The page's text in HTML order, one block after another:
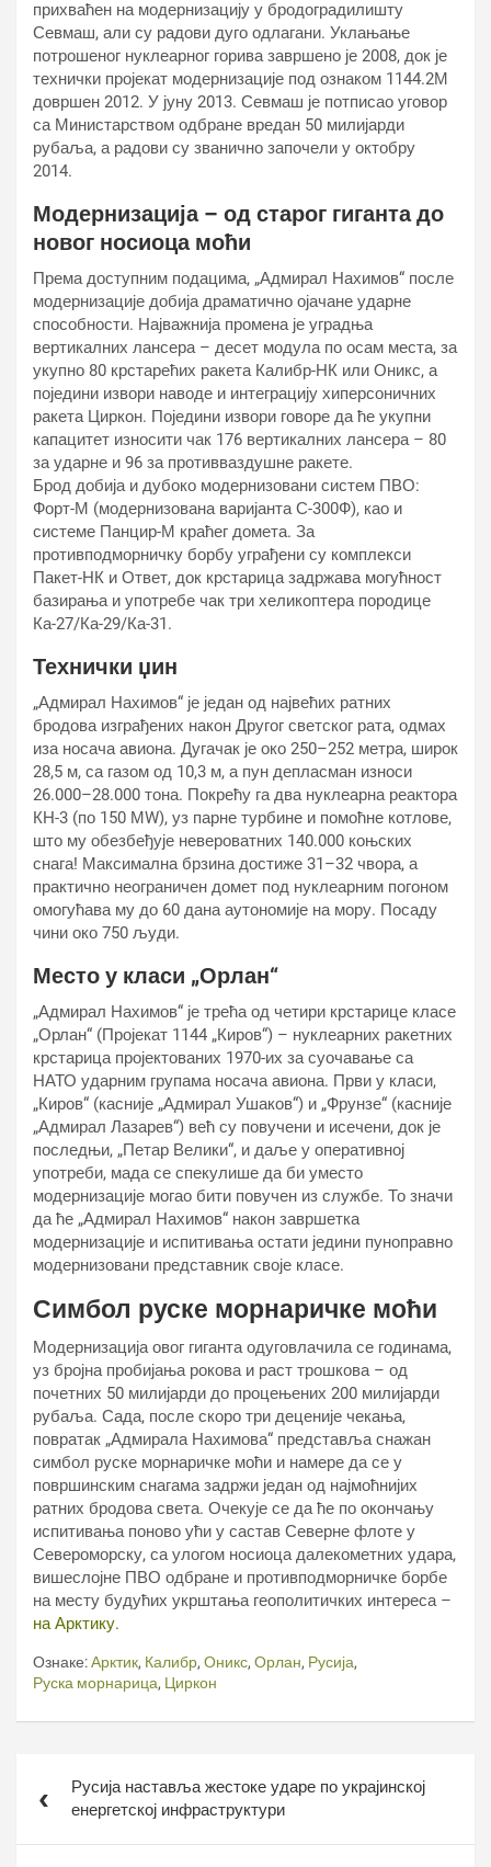
прихваћен на модернизацију у бродоградилишту
Севмаш, али су радови дуго одлагани. Уклањање
потрошеног нуклеарног горива завршено је 2008, док је
технички пројекат модернизације под ознаком 1144.2М
довршен 2012. У јуну 2013. Севмаш је потписао уговор
са Министарством одбране вредан 50 милијарди
рубаља, а радови су званично започели у октобру
2014.
Модернизација – од старог гиганта до
новог носиоца моћи
Према доступним подацима, „Адмирал Нахимов“ после
модернизације добија драматично ојачане ударне
способности. Најважнија промена је уградња
вертикалних лансера – десет модула по осам места, за
укупно 80 крстарећих ракета Калибр-НК или Оникс, а
поједини извори наводе и интеграцију хиперсоничних
ракета Циркон. Поједини извори говоре да ће укупни
капацитет износити чак 176 вертикалних лансера – 80
за ударне и 96 за противваздушне ракете.
Брод добија и дубоко модернизовани систем ПВО:
Форт-М (модернизована варијанта С-300Ф), као и
системе Панцир-М краћег домета. За
противподморничку борбу уграђени су комплекси
Пакет-НК и Ответ, док крстарица задржава могућност
базирања и употребе чак три хеликоптера породице
Ка-27/Ка-29/Ка-31.
Технички џин
„Адмирал Нахимов“ је један од највећих ратних
бродова изграђених након Другог светског рата, одмах
иза носача авиона. Дугачак је око 250–252 метра, широк
28,5 м, са газом од 10,3 м, а пун депласман износи
26.000–28.000 тона. Покрећу га два нуклеарна реактора
КН-3 (по 150 МW), уз парне турбине и помоћне котлове,
што му обезбеђује невероватних 140.000 коњских
снага! Максимална брзина достиже 31–32 чвора, а
практично неограничен домет под нуклеарним погоном
омогућава му до 60 дана аутономије на мору. Посаду
чини око 750 људи.
Место у класи „Орлан“
„Адмирал Нахимов“ је трећа од четири крстарице класе
„Орлан“ (Пројекат 1144 „Киров“) – нуклеарних ракетних
крстарица пројектованих 1970-их за суочавање са
НАТО ударним групама носача авиона. Први у класи,
„Киров“ (касније „Адмирал Ушаков“) и „Фрунзе“ (касније
„Адмирал Лазарев“) већ су повучени и исечени, док је
последњи, „Петар Велики“, и даље у оперативној
употреби, мада се спекулише да би уместо
модернизације могао бити повучен из службе. То значи
да ће „Адмирал Нахимов“ након завршетка
модернизације и испитивања остати једини пуноправно
модернизовани представник своје класе.
Симбол руске морнаричке моћи
Модернизација овог гиганта одуговлачила се годинама,
уз бројна пробијања рокова и раст трошкова – од
почетних 50 милијарди до процењених 200 милијарди
рубаља. Сада, после скоро три деценије чекања,
повратак „Адмирала Нахимова“ представља снажан
симбол руске морнаричке моћи и намере да се у
површинским снагама задржи један од најмоћнијих
ратних бродова света. Очекује се да ће по окончању
испитивања поново ући у састав Северне флоте у
Североморску, са улогом носиоца далекометних удара,
вишеслојне ПВО одбране и противподморничке борбе
на месту будућих укрштања геополитичких интереса –
на Арктику.
Ознаке:Арктик, Калибр, Оникс, Орлан, Русија,
Руска морнарица, Циркон
чланкаРусија наставља жестоке ударе по украјинској
енергетској инфраструктури